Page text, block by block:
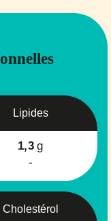
Lipides
1,3 g
-
Cholestérol